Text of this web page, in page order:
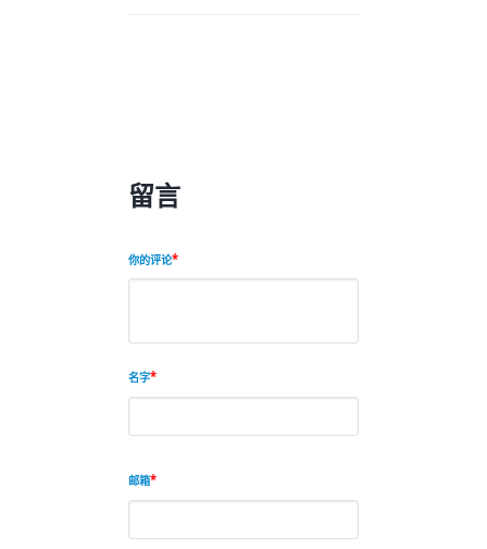
留言
你的评论
名字
邮箱